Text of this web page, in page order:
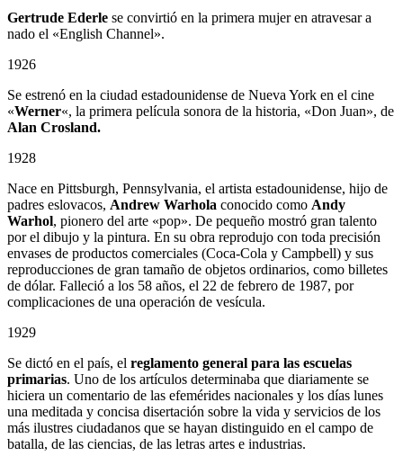
Gertrude Ederle se convirtió en la primera mujer en atravesar a
nado el «English Channel».
1926
Se estrenó en la ciudad estadounidense de Nueva York en el cine
«Werner«, la primera película sonora de la historia, «Don Juan», de
Alan Crosland.
1928
Nace en Pittsburgh, Pennsylvania, el artista estadounidense, hijo de
padres eslovacos, Andrew Warhola conocido como Andy
Warhol, pionero del arte «pop». De pequeño mostró gran talento
por el dibujo y la pintura. En su obra reprodujo con toda precisión
envases de productos comerciales (Coca-Cola y Campbell) y sus
reproducciones de gran tamaño de objetos ordinarios, como billetes
de dólar. Falleció a los 58 años, el 22 de febrero de 1987, por
complicaciones de una operación de vesícula.
1929
Se dictó en el país, el reglamento general para las escuelas
primarias. Uno de los artículos determinaba que diariamente se
hiciera un comentario de las efemérides nacionales y los días lunes
una meditada y concisa disertación sobre la vida y servicios de los
más ilustres ciudadanos que se hayan distinguido en el campo de
batalla, de las ciencias, de las letras artes e industrias.